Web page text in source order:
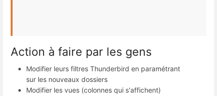
Action à faire par les gens
Modifier leurs filtres Thunderbird en paramétrant
sur les nouveaux dossiers
Modifier les vues (colonnes qui s'affichent)